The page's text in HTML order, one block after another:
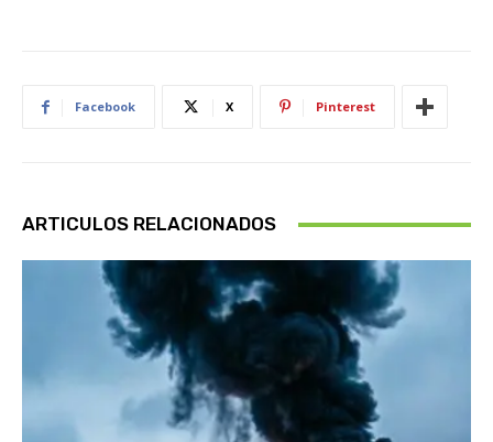
Facebook X Pinterest
ARTICULOS RELACIONADOS